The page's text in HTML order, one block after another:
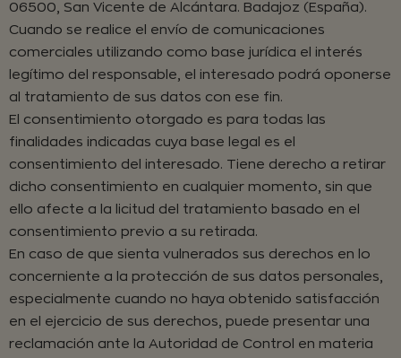
06500, San Vicente de Alcántara. Badajoz (España).
Cuando se realice el envío de comunicaciones
comerciales utilizando como base jurídica el interés
legítimo del responsable, el interesado podrá oponerse
al tratamiento de sus datos con ese fin.
El consentimiento otorgado es para todas las
finalidades indicadas cuya base legal es el
consentimiento del interesado. Tiene derecho a retirar
dicho consentimiento en cualquier momento, sin que
ello afecte a la licitud del tratamiento basado en el
consentimiento previo a su retirada.
En caso de que sienta vulnerados sus derechos en lo
concerniente a la protección de sus datos personales,
especialmente cuando no haya obtenido satisfacción
en el ejercicio de sus derechos, puede presentar una
reclamación ante la Autoridad de Control en materia